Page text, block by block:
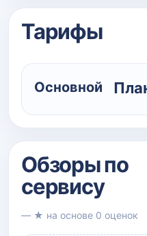
Тарифы
Основной
Обзоры по
сервису
— ★ на основе 0 оценок